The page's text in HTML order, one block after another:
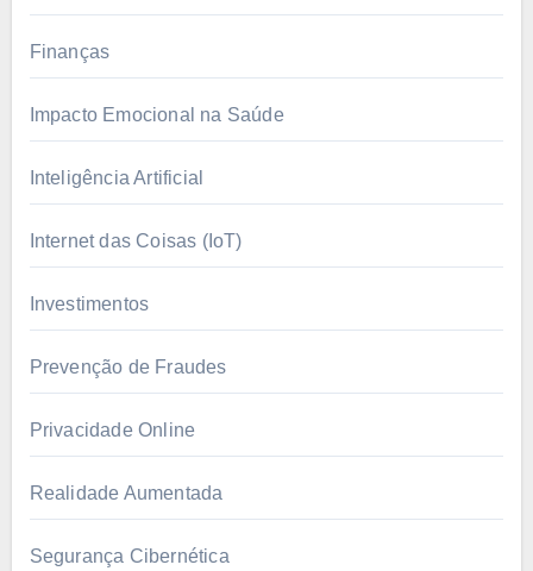
Finanças
Impacto Emocional na Saúde
Inteligência Artificial
Internet das Coisas (IoT)
Investimentos
Prevenção de Fraudes
Privacidade Online
Realidade Aumentada
Segurança Cibernética